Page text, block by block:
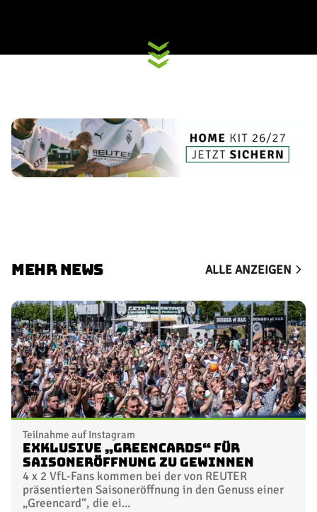
MEHR NEWS ALLE ANZEIGEN
Teilnahme auf Instagram
Exklusive „Greencards“ für
Saisoneröffnung zu gewinnen
4 x 2 VfL-Fans kommen bei der von REUTER
präsentierten Saisoneröffnung in den Genuss einer
„Greencard“, die ei...